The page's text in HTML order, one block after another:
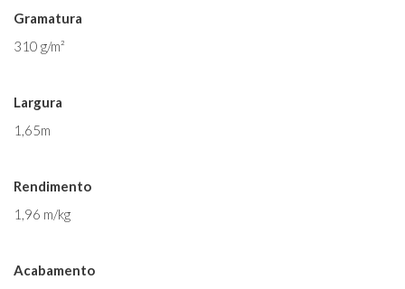
Gramatura
310 g/m²
Largura
1,65m
Rendimento
1,96 m/kg
Acabamento